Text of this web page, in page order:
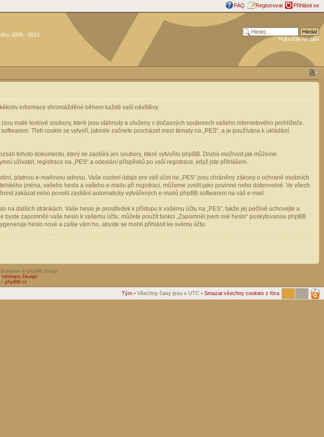
FAQ Registrovat Přihlásit se
2009 - 2012
Pokročilé hledání
informace shromážděné během každé vaší návštěvy.
malé textové soubory, které jsou stáhnuty a uloženy v dočasných souborech vašeho internetového prohlížeče.
Třetí cookie se vytvoří, jakmile začnete procházet mezi tématy na „PES“, a je používána k ukládání
tohoto dokumentu, který se zaobírá jen soubory, které vytvořilo phpBB. Druhá možnost jak můžeme
uživatel, registrace na „PES“ a odeslání příspěvků po vaší registrace, když jste přihlášeni.
platnou e-mailovou adresu. Vaše osobní údaje pro váš účet na „PES“ jsou chráněny zákony o ochraně osobních
jména, vašeho hesla a vašeho e-mailu při registraci, můžeme zvolit jako povinné nebo dobrovolné. Ve všech
zakázat nebo povolit zasílání automaticky vytvářených e-mailů phpBB softwarem na váš e-mail.
dalších stránkách. Vaše heslo je prostředek k přístupu k vašemu účtu na „PES“, takže jej pečlivě uchovejte a
zapomněli vaše heslo k vašemu účtu, můžete použít funkci „Zapomněl jsem své heslo“ poskytovanou phpBB
heslo nové a zašle vám ho, abyste se mohli přihlásit ke svému účtu.
© phpBB Group
Ishimaru Design
phpBB.cz
Tým • Všechny časy jsou v UTC • Smazat všechny cookies z fóra